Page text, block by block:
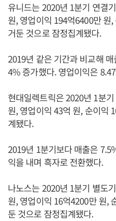
유니드는 2020년 1분기 연결
원, 영업이익 194억6400만 원
거둔 것으로 잠정집계됐다.
2019년 같은 기간과 비교해
4% 증가했다. 영업이익은
현대일렉트릭은 2020년 1분
원, 영업이익 43억 원, 순이익
계됐다.
2019년 1분기보다 매출은
익을 내며 흑자로 전환했다.
나노스는 2020년 1분기 별도
원, 영업이익 16억4200만 원,
둔 것으로 잠정집계됐다.